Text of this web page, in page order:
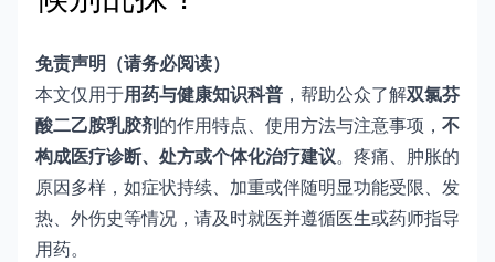
免责声明（请务必阅读）
本文仅用于用药与健康知识科普 ，帮助公众了解双氯芬
酸二乙胺乳胶剂的作用特点、使用方法与注意事项， 不
构成医疗诊断、处方或个体化治疗建议。疼痛、肿胀的
原因多样，如症状持续、加重或伴随明显功能受限、发
热、外伤史等情况，请及时就医并遵循医生或药师指导
用药。